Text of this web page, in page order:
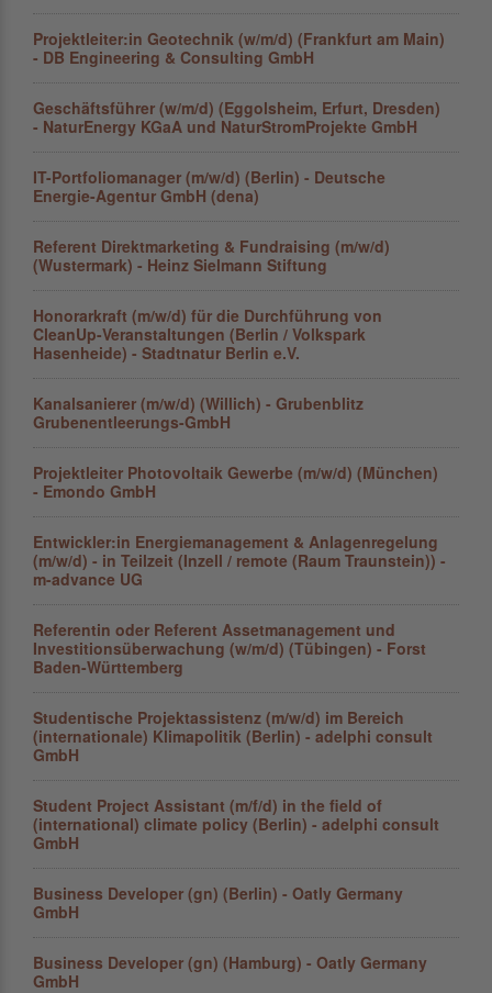
Projektleiter:in Geotechnik (w/m/d) (Frankfurt am Main)
- DB Engineering & Consulting GmbH
Geschäftsführer (w/m/d) (Eggolsheim, Erfurt, Dresden)
- NaturEnergy KGaA und NaturStromProjekte GmbH
IT-Portfoliomanager (m/w/d) (Berlin) - Deutsche
Energie-Agentur GmbH (dena)
Referent Direktmarketing & Fundraising (m/w/d)
(Wustermark) - Heinz Sielmann Stiftung
Honorarkraft (m/w/d) für die Durchführung von
CleanUp-Veranstaltungen (Berlin / Volkspark
Hasenheide) - Stadtnatur Berlin e.V.
Kanalsanierer (m/w/d) (Willich) - Grubenblitz
Grubenentleerungs-GmbH
Projektleiter Photovoltaik Gewerbe (m/w/d) (München)
- Emondo GmbH
Entwickler:in Energiemanagement & Anlagenregelung
(m/w/d) - in Teilzeit (Inzell / remote (Raum Traunstein)) -
m-advance UG
Referentin oder Referent Assetmanagement und
Investitionsüberwachung (w/m/d) (Tübingen) - Forst
Baden-Württemberg
Studentische Projektassistenz (m/w/d) im Bereich
(internationale) Klimapolitik (Berlin) - adelphi consult
GmbH
Student Project Assistant (m/f/d) in the field of
(international) climate policy (Berlin) - adelphi consult
GmbH
Business Developer (gn) (Berlin) - Oatly Germany
GmbH
Business Developer (gn) (Hamburg) - Oatly Germany
GmbH